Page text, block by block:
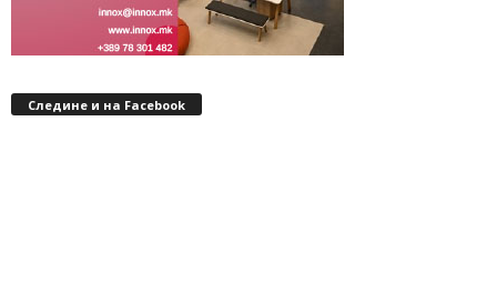
Следине и на Facebook